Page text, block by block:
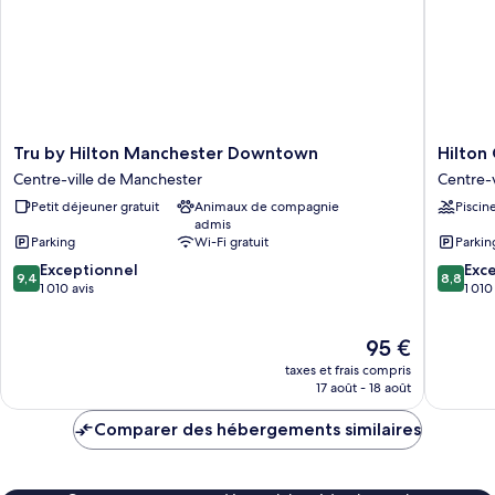
(Hearing)
Tru
by
Hilton
Manchester
Centre-
ville
de
Tru by Hilton Manchester Downtown
Centre-ville de Manchester
Petit déjeuner gratuit
Animaux de compagnie
admis
Parking
Wi-Fi gratuit
9.4
sur
9,4 Exceptionnel
1 010 avis
Le
nouveau
prix
de
95 €
taxes et frais compris
17 août - 18 août
Hilton
Garden
Inn
Centre-
ville
de
Hilton
Centre-
8.8
sur
8,8
1
Comparer des hébergements similaires